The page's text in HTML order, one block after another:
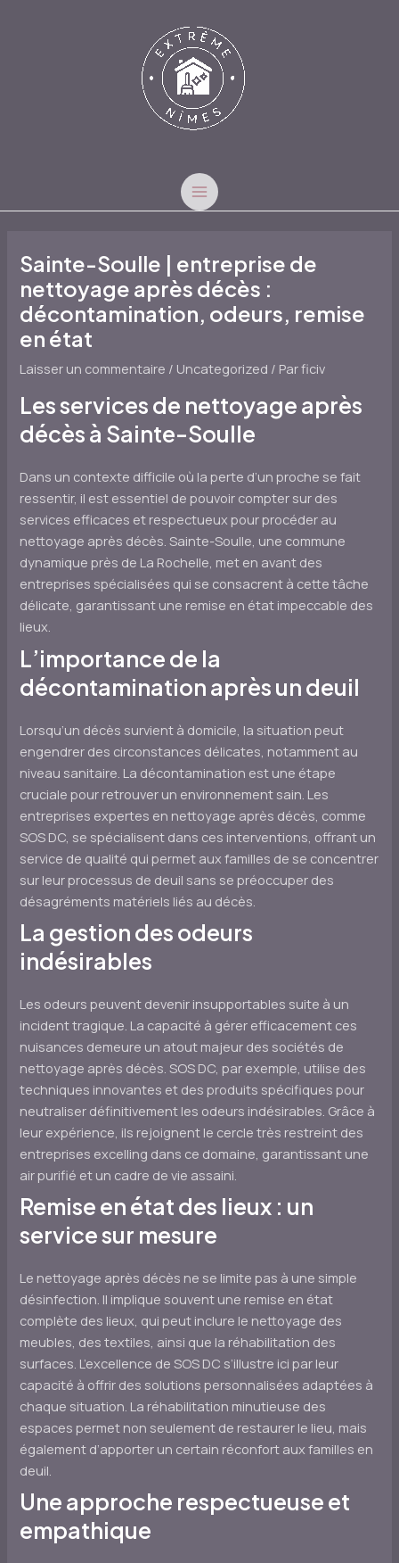
MAIN
Sainte-Soulle | entreprise de
nettoyage après décès :
décontamination, odeurs, remise
en état
Laisser un commentaire / Uncategorized / Parficiv
Les services de nettoyage après
décès à Sainte-Soulle
Dans un contexte difficile où la perte d’un proche se fait
ressentir, il est essentiel de pouvoir compter sur des
services efficaces et respectueux pour procéder au
nettoyage après décès. Sainte-Soulle, une commune
dynamique près de La Rochelle, met en avant des
entreprises spécialisées qui se consacrent à cette tâche
délicate, garantissant une remise en état impeccable des
lieux.
L’importance de la
décontamination après un deuil
Lorsqu’un décès survient à domicile, la situation peut
engendrer des circonstances délicates, notamment au
niveau sanitaire. La décontamination est une étape
cruciale pour retrouver un environnement sain. Les
entreprises expertes en nettoyage après décès, comme
SOS DC, se spécialisent dans ces interventions, offrant un
service de qualité qui permet aux familles de se concentrer
sur leur processus de deuil sans se préoccuper des
désagréments matériels liés au décès.
La gestion des odeurs
indésirables
Les odeurs peuvent devenir insupportables suite à un
incident tragique. La capacité à gérer efficacement ces
nuisances demeure un atout majeur des sociétés de
nettoyage après décès. SOS DC, par exemple, utilise des
techniques innovantes et des produits spécifiques pour
neutraliser définitivement les odeurs indésirables. Grâce à
leur expérience, ils rejoignent le cercle très restreint des
entreprises excelling dans ce domaine, garantissant une
air purifié et un cadre de vie assaini.
Remise en état des lieux : un
service sur mesure
Le nettoyage après décès ne se limite pas à une simple
désinfection. Il implique souvent une remise en état
complète des lieux, qui peut inclure le nettoyage des
meubles, des textiles, ainsi que la réhabilitation des
surfaces. L’excellence de SOS DC s’illustre ici par leur
capacité à offrir des solutions personnalisées adaptées à
chaque situation. La réhabilitation minutieuse des
espaces permet non seulement de restaurer le lieu, mais
également d’apporter un certain réconfort aux familles en
deuil.
Une approche respectueuse et
empathique